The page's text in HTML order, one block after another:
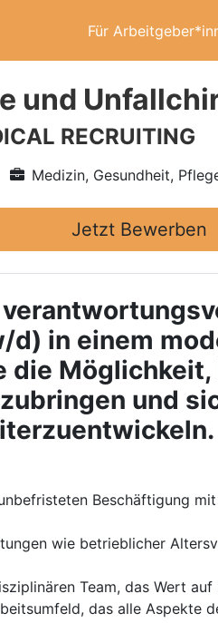
Für
und
RECRUITING
Medizin, Gesundheit,
Jetzt Bewerben
d) in einem
die
und
Beschäftigung
wie betrieblicher
Team, das Wert
das alle Aspekte